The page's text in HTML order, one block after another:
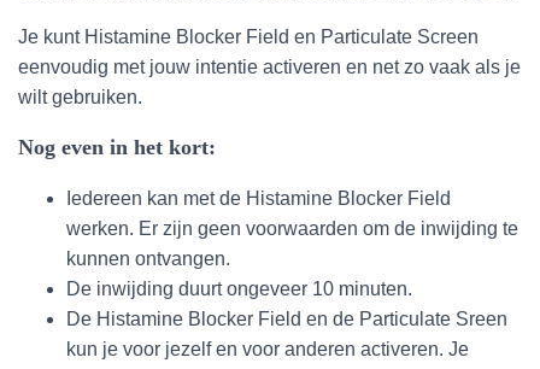
Je kunt Histamine Blocker Field en Particulate Screen
eenvoudig met jouw intentie activeren en net zo vaak als je
wilt gebruiken.
Nog even in het kort:
Iedereen kan met de Histamine Blocker Field
werken. Er zijn geen voorwaarden om de inwijding te
kunnen ontvangen.
De inwijding duurt ongeveer 10 minuten.
De Histamine Blocker Field en de Particulate Sreen
kun je voor jezelf en voor anderen activeren. Je